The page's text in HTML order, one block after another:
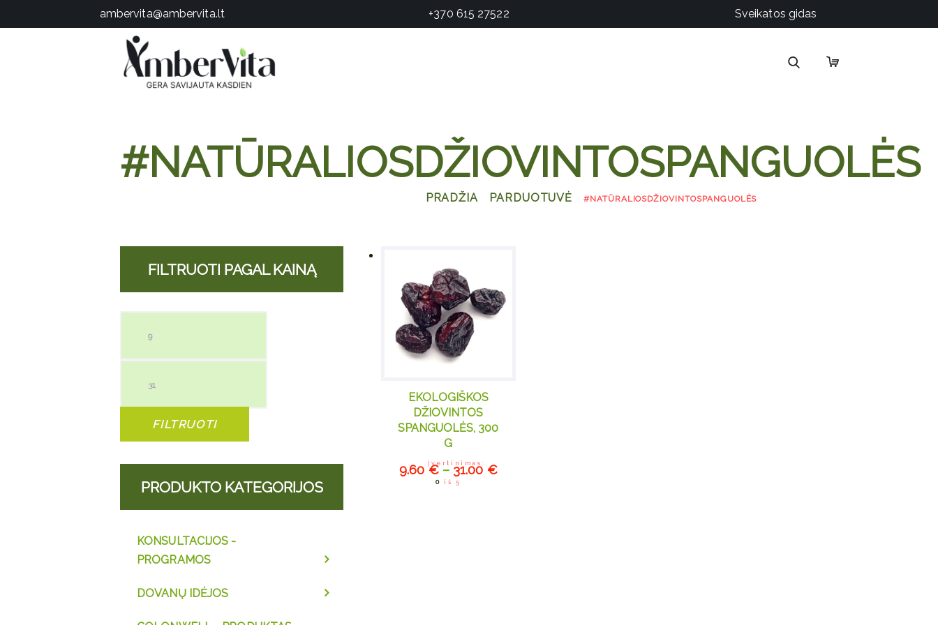
ambervita@ambervita.lt +370 615 27522 Sveikatos gidas
#NATŪRALIOSDŽIOVINTOSPANGUOLĖS
PRADŽIA PARDUOTUVĖ #NATŪRALIOSDŽIOVINTOSPANGUOLĖS
PASLAUGOS
EKOLOGIŠKOS
DŽIOVINTOS
SPANGUOLĖS, 300
G
Įvertinimas:
0 iš 5
9.60€–31.00 €
FILTRUOTI PAGAL KAINĄ
FILTRUOTI
PRODUKTO KATEGORIJOS
KONSULTACIJOS -
PROGRAMOS
DOVANŲ IDĖJOS